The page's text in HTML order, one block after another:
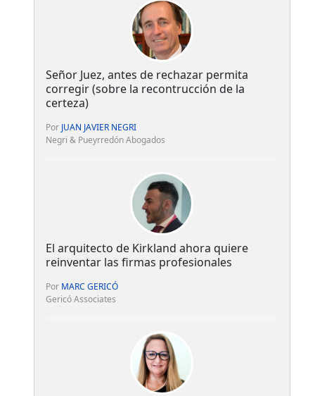
Señor Juez, antes de rechazar permita
corregir (sobre la recontrucción de la
certeza)
Por JUAN JAVIER NEGRI
Negri & Pueyrredón Abogados
El arquitecto de Kirkland ahora quiere
reinventar las firmas profesionales
Por MARC GERICÓ
Gericó Associates